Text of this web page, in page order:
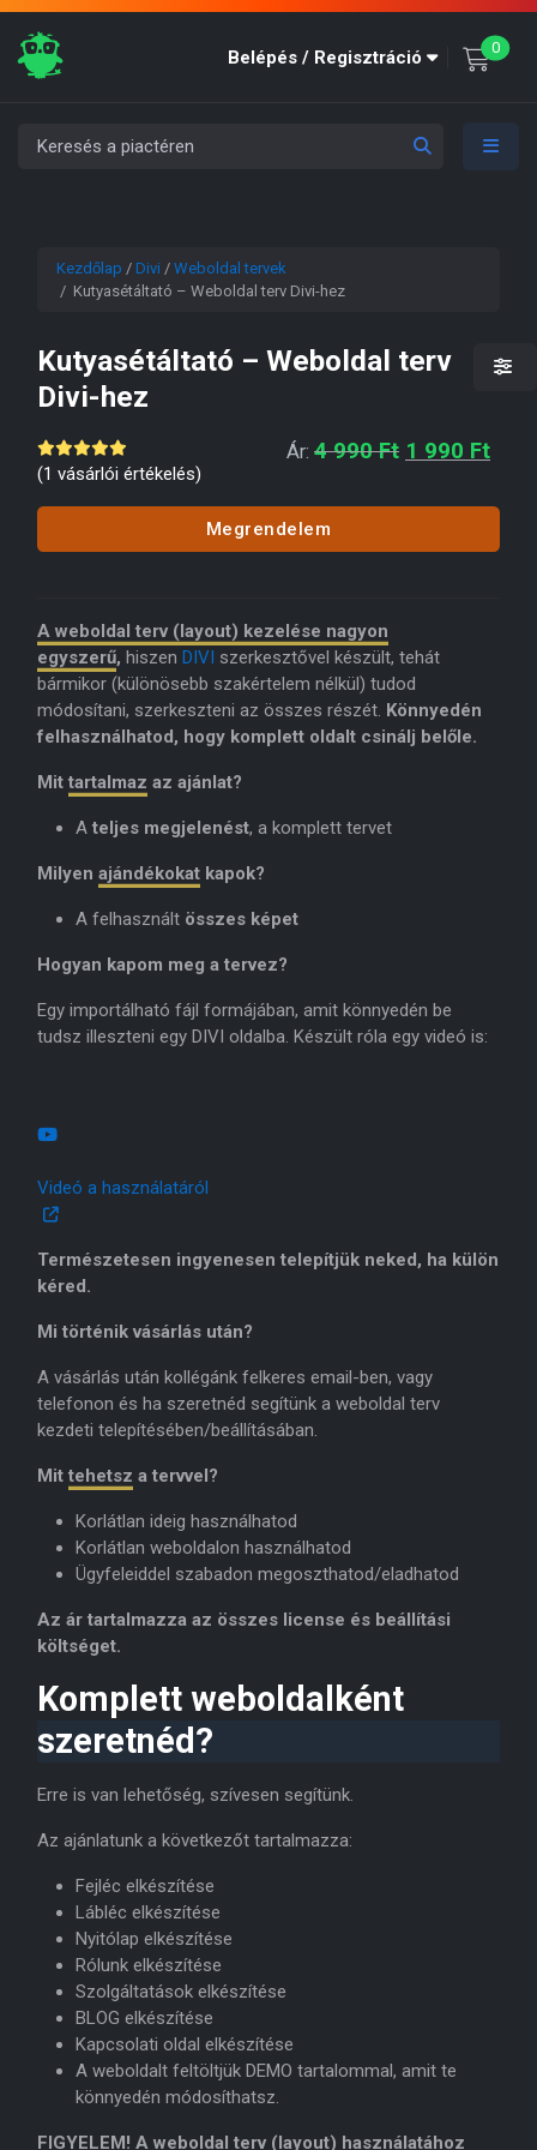
Belépés / Regisztráció 0
Kezdőlap / Divi / Weboldal tervek
/ Kutyasétáltató – Weboldal terv Divi-hez
Kutyasétáltató – Weboldal terv
Divi-hez
(1 vásárlói értékelés)
Ár: 4 990Ft Original
1 990 Ft
Megrendelem
A weboldal terv (layout) kezelése nagyon
egyszerű, hiszen DIVI szerkesztővel készült, tehát
bármikor (különösebb szakértelem nélkül) tudod
módosítani, szerkeszteni az összes részét. Könnyedén
felhasználhatod, hogy komplett oldalt csinálj belőle.
Mit tartalmaz az ajánlat?
A teljes megjelenést, a komplett tervet
Milyen ajándékokat kapok?
A felhasznált összes képet
Hogyan kapom meg a tervez?
Egy importálható fájl formájában, amit könnyedén be
tudsz illeszteni egy DIVI oldalba. Készült róla egy videó is:
Videó a használatáról
Természetesen ingyenesen telepítjük neked, ha külön
kéred.
Mi történik vásárlás után?
A vásárlás után kollégánk felkeres email-ben, vagy
telefonon és ha szeretnéd segítünk a weboldal terv
kezdeti telepítésében/beállításában.
Mit tehetsz a tervvel?
Korlátlan ideig használhatod
Korlátlan weboldalon használhatod
Ügyfeleiddel szabadon megoszthatod/eladhatod
Az ár tartalmazza az összes license és beállítási
költséget.
Komplett weboldalként
szeretnéd?
Erre is van lehetőség, szívesen segítünk.
Az ajánlatunk a következőt tartalmazza:
Fejléc elkészítése
Lábléc elkészítése
Nyitólap elkészítése
Rólunk elkészítése
Szolgáltatások elkészítése
BLOG elkészítése
Kapcsolati oldal elkészítése
A weboldalt feltöltjük DEMO tartalommal, amit te
könnyedén módosíthatsz.
FIGYELEM! A weboldal terv (layout) használatához